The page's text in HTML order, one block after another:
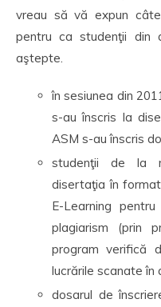
vreau să vă expun
pentru ca studenţii
aştepte.
în sesiunea din
s-au înscris la
ASM s-au înscris
studenţii de la
disertaţia în
E-Learning
plagiarism (prin
program verifică
lucrările scanate în
dosarul de